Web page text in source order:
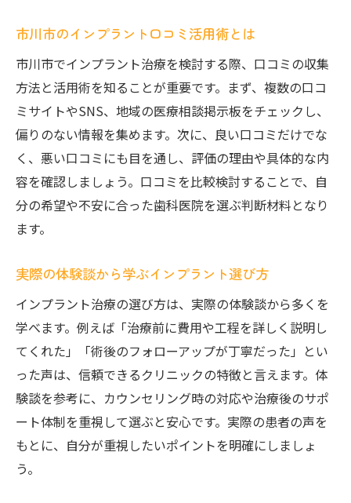
市川市のインプラント口コミ活用術とは
市川市でインプラント治療を検討する際、口コミの収集
方法と活用術を知ることが重要です。まず、複数の口コ
ミサイトやSNS、地域の医療相談掲示板をチェックし、
偏りのない情報を集めます。次に、良い口コミだけでな
く、悪い口コミにも目を通し、評価の理由や具体的な内
容を確認しましょう。口コミを比較検討することで、自
分の希望や不安に合った歯科医院を選ぶ判断材料となり
ます。
実際の体験談から学ぶインプラント選び方
インプラント治療の選び方は、実際の体験談から多くを
学べます。例えば「治療前に費用や工程を詳しく説明し
てくれた」「術後のフォローアップが丁寧だった」とい
った声は、信頼できるクリニックの特徴と言えます。体
験談を参考に、カウンセリング時の対応や治療後のサポ
ート体制を重視して選ぶと安心です。実際の患者の声を
もとに、自分が重視したいポイントを明確にしましょ
う。